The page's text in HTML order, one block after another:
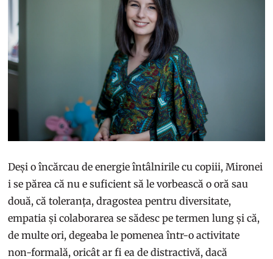
Deși o încărcau de energie întâlnirile cu copiii, Mironei
i se părea că nu e suficient să le vorbească o oră sau
două, că toleranța, dragostea pentru diversitate,
empatia și colaborarea se sădesc pe termen lung și că,
de multe ori, degeaba le pomenea într-o activitate
non-formală, oricât ar fi ea de distractivă, dacă